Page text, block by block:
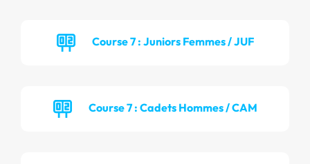
Course 7 : Juniors Femmes / JUF
Course 7 : Cadets Hommes / CAM